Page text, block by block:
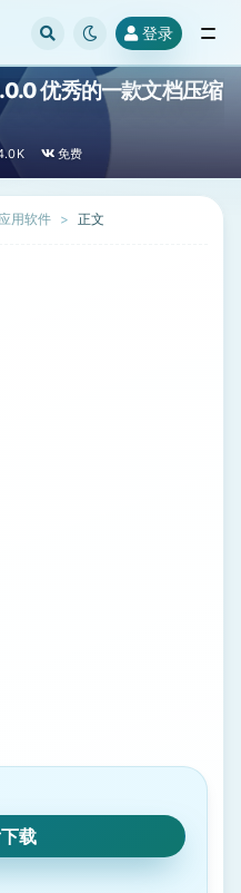
登录
优秀的一款文档压缩
免费
应用软件 正文
载